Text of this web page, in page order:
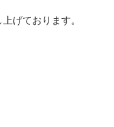
げております。